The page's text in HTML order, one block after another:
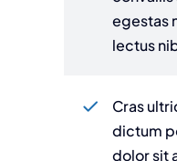
egestas
lectus
Cras
dictum
dolor sit